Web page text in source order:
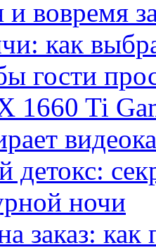
и вовремя
как
гости
1660 Ti
детокс:
ночи
заказ: